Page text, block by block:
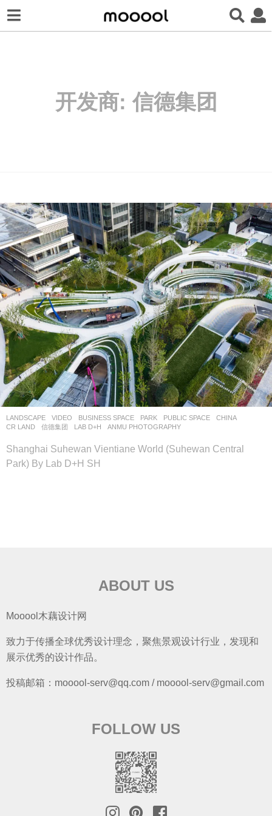
开发商: 信德集团
LANDSCAPE VIDEO BUSINESS SPACE ,PARK ,PUBLIC SPACE
CHINA
CR LAND
,信德集团 LAB D+H ANMU PHOTOGRAPHY
Shanghai Suhewan Vientiane World (Suhewan Central
Park) By Lab D+H SH
ABOUT US
Mooool木藕设计网
致力于传播全球优秀设计理念，聚焦景观设计行业，发现和
展示优秀的设计作品。
投稿邮箱：mooool-serv@qq.com / mooool-serv@gmail.com
FOLLOW US